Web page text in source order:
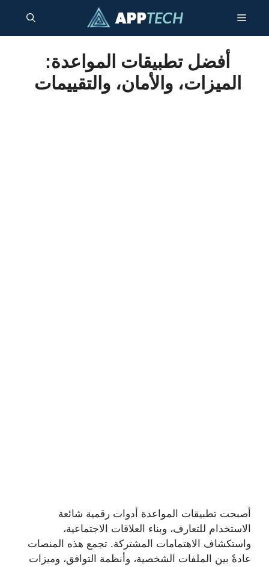
المحتوى
القائمة
أفضل تطبيقات المواعدة:
الميزات، والأمان، والتقييمات
أصبحت تطبيقات المواعدة أدوات رقمية شائعة
الاستخدام للتعارف، وبناء العلاقات الاجتماعية،
واستكشاف الاهتمامات المشتركة. تجمع هذه المنصات
عادةً بين الملفات الشخصية، وأنظمة التوافق، وميزات